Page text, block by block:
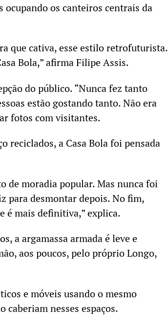
os canteiros centrais da
que cativa, esse estilo retrofuturista.
Bola,” afirma Filipe Assis.
do público. “Nunca fez tanto
estão gostando tanto. Não era
fotos com visitantes.
reciclados, a Casa Bola foi pensada
de moradia popular. Mas nunca foi
para desmontar depois. No fim,
é mais definitiva,” explica.
a argamassa armada é leve e
aos poucos, pelo próprio Longo,
e móveis usando o mesmo
caberiam nesses espaços.